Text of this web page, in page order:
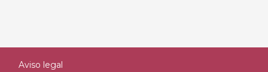
Aviso legal